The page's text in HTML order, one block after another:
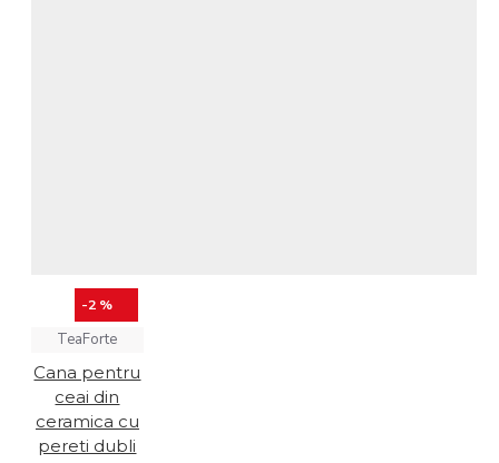
-2 %
TeaForte
Cana pentru
ceai din
ceramica cu
pereti dubli